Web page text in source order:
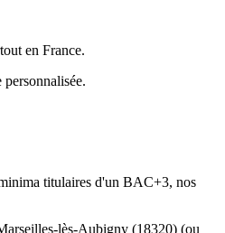
en France.
titulaires d'un BAC+3, nos
lès-Aubigny (18320) (ou